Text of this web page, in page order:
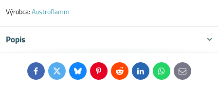
Výrobca:Austroflamm
Popis
FacebookTwitterBlueskyPinterestReddit LinkedInWhatsApp
E-
mail